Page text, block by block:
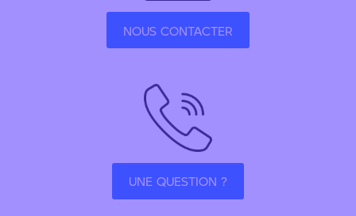
NOUS CONTACTER
UNE QUESTION ?